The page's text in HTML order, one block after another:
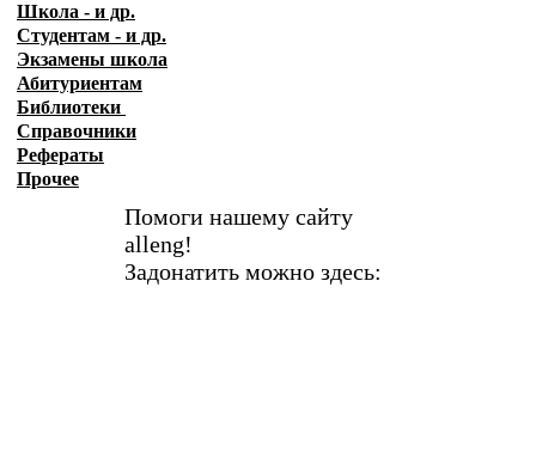
Школа - и др.
Студентам - и др.
Экзамены школа
Абитуриентам
Библиотеки
Справочники
Рефераты
Прочее
Помоги нашему сайту
alleng!
Задонатить можно здесь: